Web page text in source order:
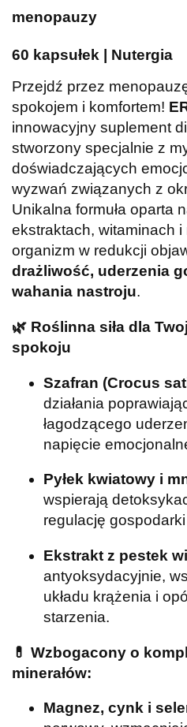
menopauzy
60 kapsułek | Nutergia
Przejdź przez
spokojem i komfortem!
innowacyjny suplement
stworzony specjalnie z
doświadczających
wyzwań związanych z
Unikalna formuła oparta
ekstraktach, witaminach i
organizm w redukcji
drażliwość, uderzenia
wahania nastroju.
🌿 Roślinna siła dla
spokoju
Szafran (Crocus
działania
łagodzącego
napięcie
Pyłek kwiatowy i
wspierają
regulację
Ekstrakt z pestek
antyoksydacyjnie,
układu krążenia i
starzenia.
💊 Wzbogacony o
minerałów:
Magnez, cynk i